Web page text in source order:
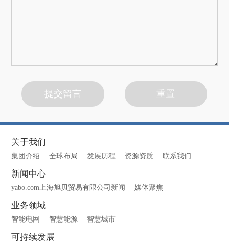
关于我们
集团介绍 全球布局 发展历程 资源资质 联系我们
新闻中心
yabo.com上海旭贝贸易有限公司新闻 媒体聚焦
业务领域
智能电网 智慧能源 智慧城市
可持续发展